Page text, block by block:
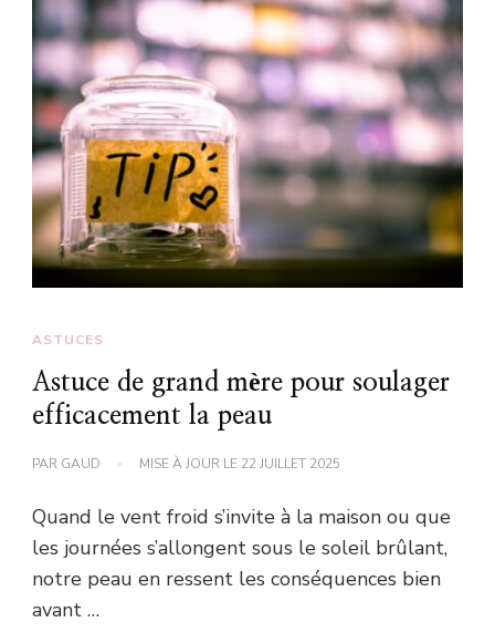
ASTUCES
Astuce de grand mère pour soulager
efficacement la peau
PAR GAUD MISE À JOUR LE 22 JUILLET 2025
Quand le vent froid s’invite à la maison ou que
les journées s’allongent sous le soleil brûlant,
notre peau en ressent les conséquences bien
avant …